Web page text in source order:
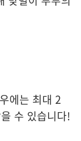
에는 최대 2
수 있습니다!